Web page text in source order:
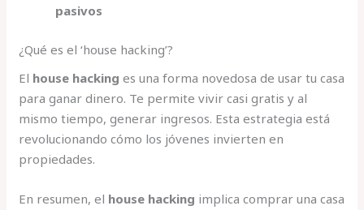
pasivos
¿Qué es el ‘house hacking’?
El house hacking es una forma novedosa de usar tu casa
para ganar dinero. Te permite vivir casi gratis y al
mismo tiempo, generar ingresos. Esta estrategia está
revolucionando cómo los jóvenes invierten en
propiedades.
En resumen, el house hacking implica comprar una casa